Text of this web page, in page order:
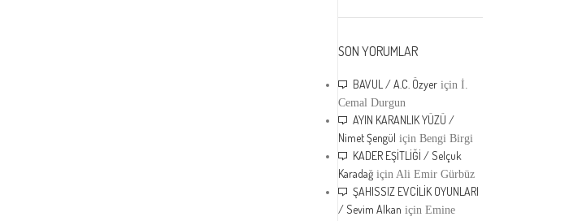
SON YORUMLAR
BAVUL / A.C. Özyer içinİ.
Cemal Durgun
AYIN KARANLIK YÜZÜ /
Nimet Şengül içinBengi Birgi
KADER EŞİTLİĞİ / Selçuk
Karadağ içinAli Emir Gürbüz
ŞAHISSIZ EVCİLİK OYUNLARI
/ Sevim Alkan içinEmine